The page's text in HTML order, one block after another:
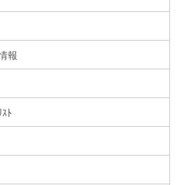
報
ﾄ